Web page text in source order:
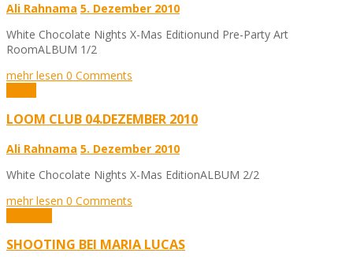
Ali Rahnama 5. Dezember 2010
White Chocolate Nights X-Mas Editionund Pre-Party Art
RoomALBUM 1/2
mehr lesen 0 Comments
LOOM CLUB 04.DEZEMBER 2010
Ali Rahnama 5. Dezember 2010
White Chocolate Nights X-Mas EditionALBUM 2/2
mehr lesen 0 Comments
SHOOTING BEI MARIA LUCAS